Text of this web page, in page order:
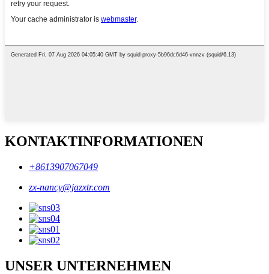
KONTAKTINFORMATIONEN
+8613907067049
zx-nancy@jazxtr.com
UNSER UNTERNEHMEN